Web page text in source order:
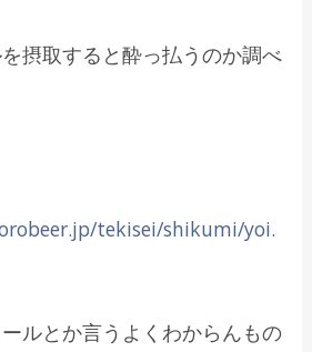
摂取すると酔っ払うのか調べ
tekisei/shikumi/yoi.
ルとか言うよくわからんもの